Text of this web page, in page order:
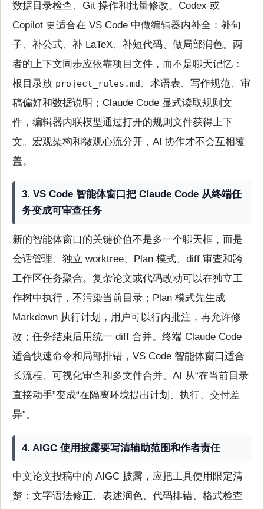
数据目录检查、Git 操作和批量修改。Codex 或
Copilot 更适合在 VS Code 中做编辑器内补全：补句
子、补公式、补 LaTeX、补短代码、做局部润色。两
者的上下文同步应依靠项目文件，而不是聊天记忆：
根目录放 project_rules.md、术语表、写作规范、审
稿偏好和数据说明；Claude Code 显式读取规则文
件，编辑器内联模型通过打开的规则文件获得上下
文。宏观架构和微观心流分开，AI 协作才不会互相覆
盖。
3. VS Code 智能体窗口把 Claude Code 从终端任
务变成可审查任务
新的智能体窗口的关键价值不是多一个聊天框，而是
会话管理、独立 worktree、Plan 模式、diff 审查和跨
工作区任务聚合。复杂论文或代码改动可以在独立工
作树中执行，不污染当前目录；Plan 模式先生成
Markdown 执行计划，用户可以行内批注，再允许修
改；任务结束后用统一 diff 合并。终端 Claude Code
适合快速命令和局部排错，VS Code 智能体窗口适合
长流程、可视化审查和多文件合并。AI 从“在当前目录
直接动手”变成“在隔离环境提出计划、执行、交付差
异”。
4. AIGC 使用披露要写清辅助范围和作者责任
中文论文投稿中的 AIGC 披露，应把工具使用限定清
楚：文字语法修正、表述润色、代码排错、格式检查